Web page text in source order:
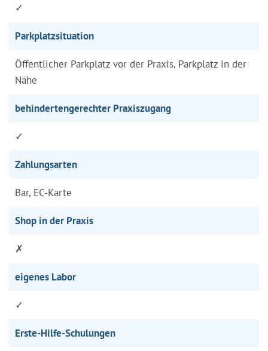
✓
Parkplatzsituation
Öffentlicher Parkplatz vor der Praxis, Parkplatz in der
Nähe
behindertengerechter Praxiszugang
✓
Zahlungsarten
Bar, EC-Karte
Shop in der Praxis
✗
eigenes Labor
✓
Erste-Hilfe-Schulungen